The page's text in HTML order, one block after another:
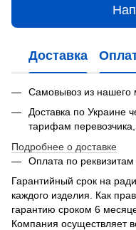
Доставка
Самовывоз из нашего
Доставка по Украине
тарифам
Подробнее о доставке
Оплата по реквизитам
Гарантийный срок на
каждого изделия. Как
гарантию сроком 6
Компания осуществляет